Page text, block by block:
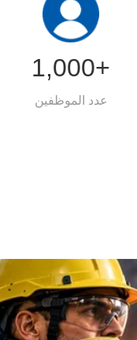
1,000+
عدد الموظفين